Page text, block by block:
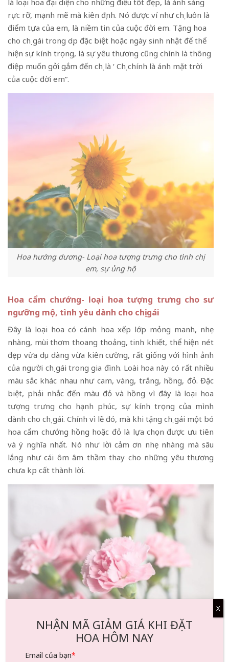
rực rỡ, mạnh mẽ mà kiên định. Nó được ví như chị luôn là
điểm tựa của em, là niềm tin của cuộc đời em. Tặng hoa
cho chị gái trong dịp đặc biệt hoặc ngày sinh nhật để thể
hiện sự kính trọng, là sự yêu thương cũng chính là thông
điệp muốn gởi gắm đến chị là ‘ Chị chính là ánh mặt trời
của cuộc đời em”.
Hoa hướng dương- Loại hoa tượng trưng cho tình chị
em, sự ủng hộ
Hoa cẩm chướng- loại hoa tượng trưng cho sư
ngưỡng mộ, tình yêu dành cho chị gái
Đây là loại hoa có cánh hoa xếp lớp mỏng manh, nhẹ
nhàng, mùi thơm thoang thoảng, tinh khiết, thể hiện nét
đẹp vừa dịu dàng vừa kiên cường, rất giống với hình ảnh
của người chị gái trong gia đình. Loài hoa này có rất nhiều
màu sắc khác nhau như cam, vàng, trắng, hồng, đỏ. Đặc
biệt, phải nhắc đến màu đỏ và hồng vì đây là loại hoa
tượng trưng cho hạnh phúc, sự kính trọng của mình
dành cho chị gái. Chính vì lẽ đó, mà khi tặng chị gái một bó
hoa cẩm chướng hồng hoặc đỏ là lựa chọn được ưu tiên
và ý nghĩa nhất. Nó như lời cảm ơn nhẹ nhàng mà sâu
lắng như cái ôm âm thầm thay cho những yêu thương
chưa kịp cất thành lời.
Hoa cẩm chướng- loại hoa tượng trưng cho sư ngưỡng
mộ, tình yêu dành cho chị gái
NHẬN MÃ GIẢM GIÁ KHI ĐẶT
HOA HÔM NAY
Email của bạn*
X